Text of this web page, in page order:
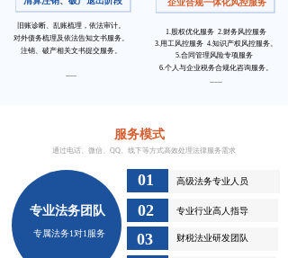
企业合规一体化风控服务
1.股权优化服务 2.财务风控服务
3.用工风控服务 4.知识产权风控服务。
5.合同管理风险专项服务
6.个人与企业税务合规化咨询服务。
.......
旧账诊断、乱账梳理，依法审计。
对外债务梳理及依法告知文书服务。
注销、破产相关文书提交服务。
......
服务模式
通过电话、微信、QQ、线下等方式高效处理法律服务需求
专业法务团队
专属法务1对1服务
高级法务专业人员
专业行业高人指导
财税法业研发团队
01
03
02